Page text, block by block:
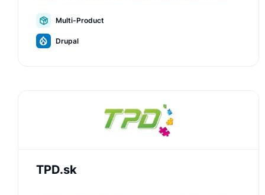
engagement.
Multi-Product
Drupal
TPD.sk